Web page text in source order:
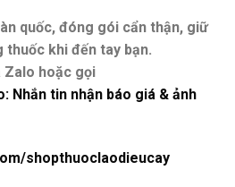
quốc, đóng gói cẩn thận, giữ
thuốc khi đến tay bạn.
Zalo hoặc gọi
Nhắn tin nhận báo giá & ảnh
shopthuoclaodieucay